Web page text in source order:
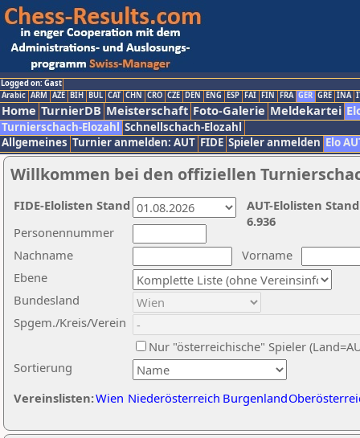
Logged on: Gast
Arabic ARM AZE BIH BUL CAT CHN CRO CZE DEN ENG ESP FAI FIN FRA GER GRE INA
Home TurnierDB Meisterschaft Foto-Galerie Meldekartei
Turnierschach-Elozahl Schnellschach-Elozahl
Allgemeines Turnier anmelden: AUT FIDE Spieler anmelden Elo
Willkommen bei den offiziellen
Nachname
Vorname
Ebene
Sortierung
Personennummer
Bundesland
Spgem./Kreis/Verein
Nur "österreichische" Spieler
Vereinslisten:Wien Niederösterreich Burgenland
AUT-Elolisten
6.936
FIDE-Elolisten Stand